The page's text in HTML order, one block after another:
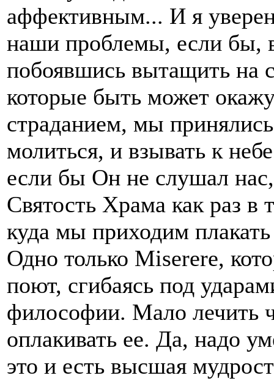
аффективным... И я
наши проблемы, если бы,
побоявшись вытащить на
которые быть может
страданием, мы
молиться, и взывать к
если бы Он не слушал
Святость Храма как раз в
куда мы приходим
Одно только Miserere,
поют, сгибаясь под
философии. Мало лечить
оплакивать ее. Да, надо
это и есть высшая